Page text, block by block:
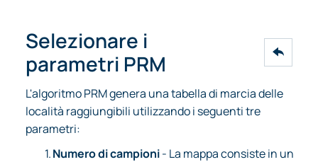
Selezionare i
parametri PRM
L'algoritmo PRM genera una tabella di marcia delle
località raggiungibili utilizzando i seguenti tre
parametri:
1.Numero di campioni- La mappa consiste in un